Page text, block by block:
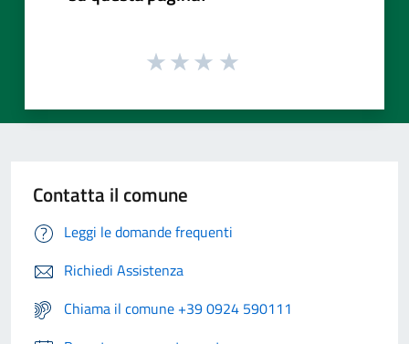
Contatta il comune
Leggi le domande frequenti
Richiedi Assistenza
Chiama il comune +39 0924 590111